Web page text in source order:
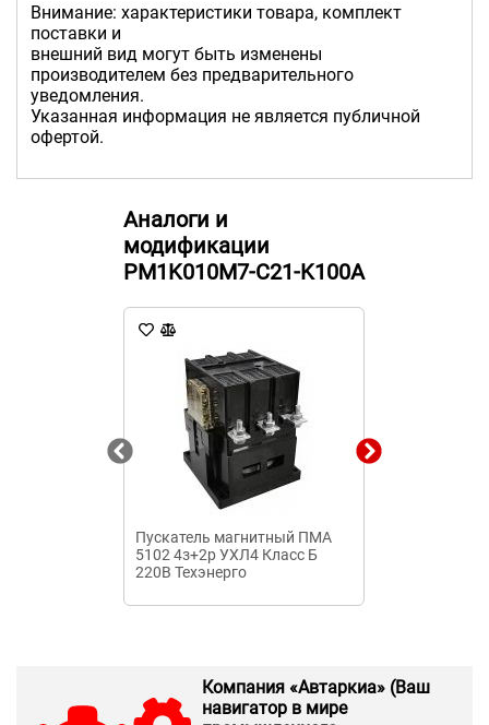
Внимание: характеристики товара, комплект
поставки и
внешний вид могут быть изменены
производителем без предварительного
уведомления.
Указанная информация не является публичной
офертой.
Аналоги и
модификации
PM1K010M7-C21-K100A
Пускатель магнитный ПМА
5102 4з+2р УХЛ4 Класс Б
220В Техэнерго
Компания «Автаркиа» (Ваш
навигатор в мире